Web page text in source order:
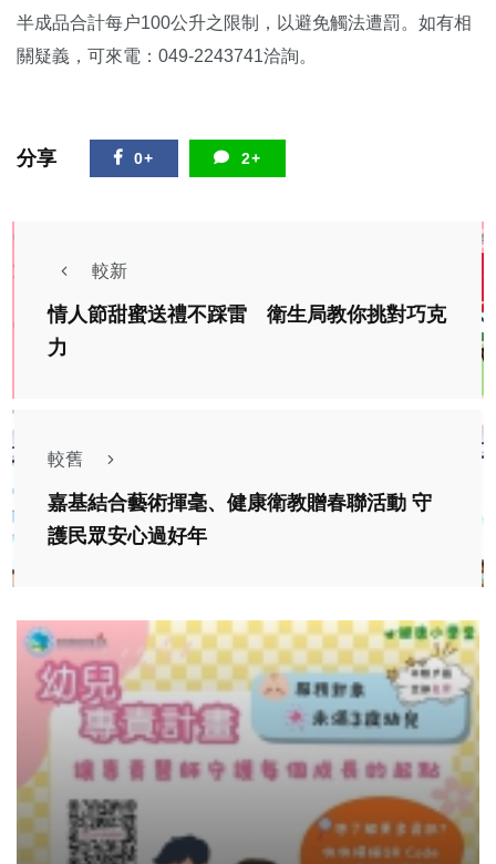
半成品合計每户100公升之限制，以避免觸法遭罰。如有相
關疑義，可來電：049-2243741洽詢。
分享 0+ 2+
較新
情人節甜蜜送禮不踩雷 衛生局教你挑對巧克
力
較舊
嘉基結合藝術揮毫、健康衛教贈春聯活動 守
護民眾安心過好年